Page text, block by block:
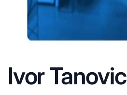
Ivor Tanovic